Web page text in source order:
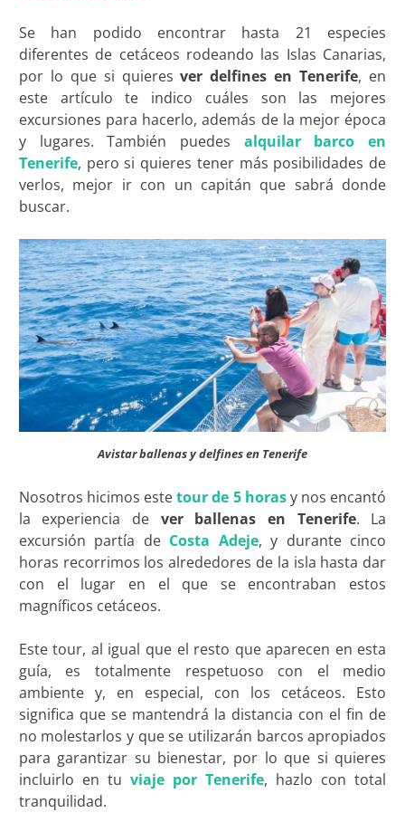
Se han podido encontrar hasta 21 especies
diferentes de cetáceos rodeando las Islas Canarias,
por lo que si quieresver delfines en Tenerife, en
este artículo te indico cuáles son las mejores
excursiones para hacerlo, además de la mejor época
y lugares. También puedes alquilar barco en
Tenerife, pero si quieres tener más posibilidades de
verlos, mejor ir con un capitán que sabrá donde
buscar.
Avistar ballenas y delfines en Tenerife
Nosotros hicimos estetour de 5 horasy nos encantó
la experiencia de ver ballenas en Tenerife. La
excursión partía de Costa Adeje, y durante cinco
horas recorrimos los alrededores de la isla hasta dar
con el lugar en el que se encontraban estos
magníficos cetáceos.
Este tour, al igual que el resto que aparecen en esta
guía, es totalmente respetuoso con el medio
ambiente y, en especial, con los cetáceos. Esto
significa que se mantendrá la distancia con el fin de
no molestarlos y que se utilizarán barcos apropiados
para garantizar su bienestar, por lo que si quieres
incluirlo en tu viaje por Tenerife, hazlo con total
tranquilidad.